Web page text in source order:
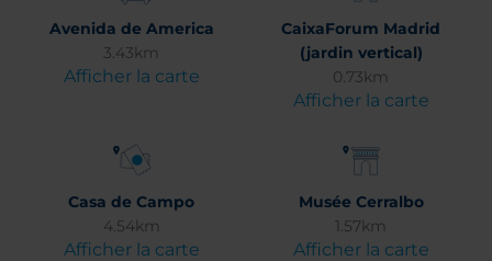
Avenida de America
3.43km
Afficher la carte
CaixaForum Madrid
(jardin vertical)
0.73km
Afficher la carte
Casa de Campo
4.54km
Afficher la carte
Musée Cerralbo
1.57km
Afficher la carte